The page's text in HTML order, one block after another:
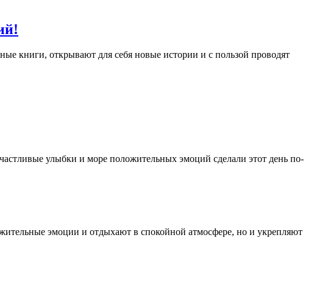
книги, открывают для себя новые истории и с пользой проводят
улыбки и море положительных эмоций сделали этот день по-
эмоции и отдыхают в спокойной атмосфере, но и укрепляют